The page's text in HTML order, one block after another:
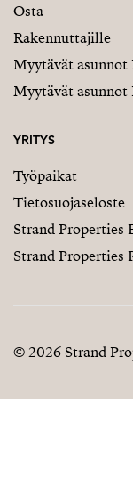
Osta
Rakennuttajille
Myytävät asunnot
Myytävät asunnot
YRITYS
Työpaikat
Tietosuojaseloste
Strand Properties
Strand Properties
© 2026 Strand